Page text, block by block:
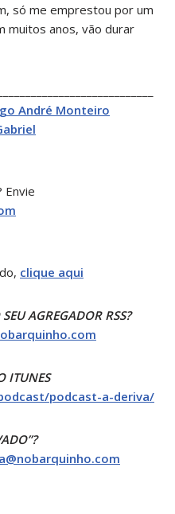
só me emprestou por um
muitos anos, vão durar
André Monteiro
Envie
clique aqui
AGREGADOR RSS?
ITUNES
podcast-a-deriva/